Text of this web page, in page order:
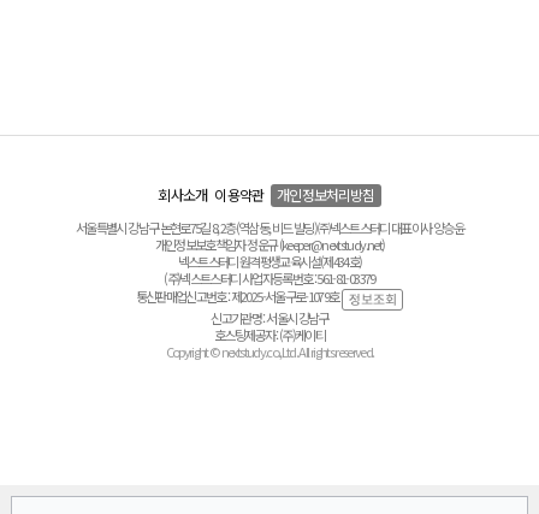
회사소개 이용약관 개인정보처리방침
서울특별시 강남구 논현로75길 8, 2층(역삼동, 비드 빌딩) ㈜넥스트스터디 대표이사 양승윤
개인정보보호책임자 정운규 (keeper@nextstudy.net)
넥스트스터디 원격평생교육시설(제434호)
(주)넥스트스터디 사업자등록번호 : 561-81-03379
통신판매업신고번호 : 제2025-서울구로-1079호
신고기관명 : 서울시 강남구
호스팅제공자 : (주)케이티
Copyright © nextstudy.co.,Ltd. All rights reserved.